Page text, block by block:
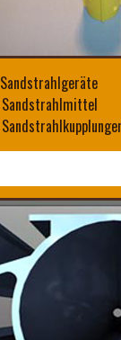
Sandstrahlgeräte
Sandstrahlmittel